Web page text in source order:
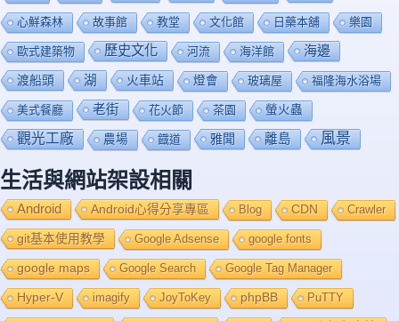
心鮮森林 故事館 教堂 文化館 日藥本舖 樂園
歐式建築物 歷史文化 河流 海洋館 海邊
渡船頭 湖 火車站 燈會 玻璃屋 福隆海水浴場
美式餐廳 老街 花火節 茶園 螢火蟲
觀光工廠 農場 鐡道 雅聞 離島 風景
生活與網站架設相關
Android Android心得分享專區 Blog CDN Crawler
git基本使用教學 Google Adsense google fonts
google maps Google Search Google Tag Manager
Hyper-V imagify JoyToKey phpBB PuTTY